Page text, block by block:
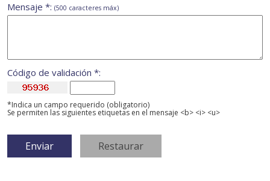
Mensaje *: (500 caracteres máx)
Código de validación *:
*Indica un campo requerido (obligatorio)
Se permiten las siguientes etiquetas en el mensaje <b> <i> <u>